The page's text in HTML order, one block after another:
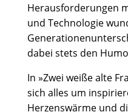
Herausforderungen
und Technologie
dabei stets den
In »Zwei weiße alte
sich alles um
Herzenswärme und